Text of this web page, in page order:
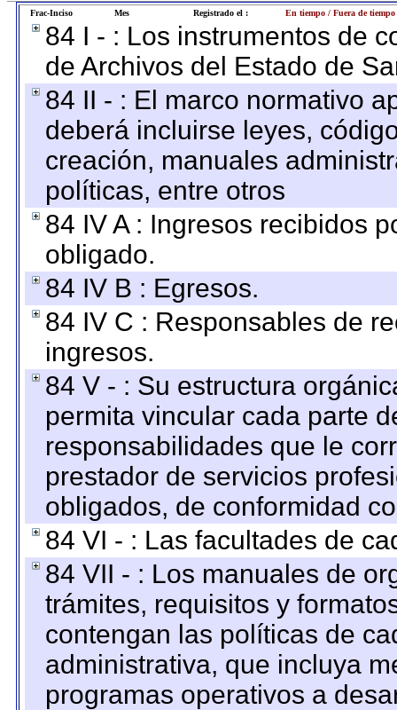
Frac-Inciso Mes Registrado el : En tiempo / Fuera de tiempo
84 I - : Los instrumentos de
de Archivos del Estado de
84 II - : El marco normativo
deberá incluirse leyes,
creación, manuales
políticas, entre otros
84 IV A : Ingresos recibidos
obligado.
84 IV B : Egresos.
84 IV C : Responsables de
ingresos.
84 V - : Su estructura
permita vincular cada parte
responsabilidades que le
prestador de servicios
obligados, de conformidad
84 VI - : Las facultades de
84 VII - : Los manuales de
trámites, requisitos y
contengan las políticas de
administrativa, que incluya
programas operativos a